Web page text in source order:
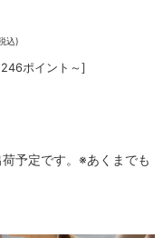
込)
ポイント～]
荷予定です。※あくまでも